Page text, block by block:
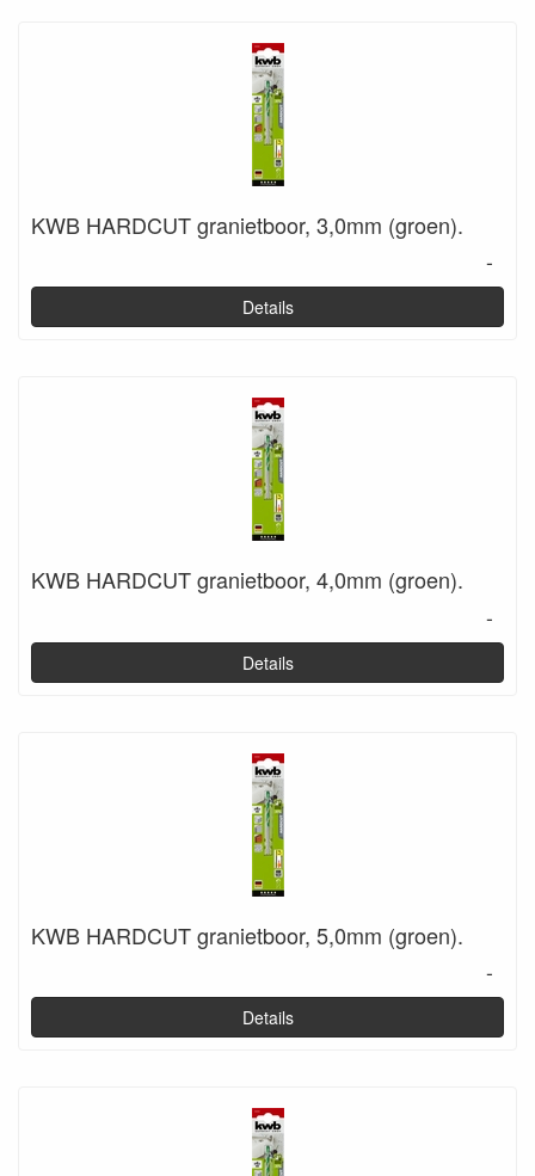
KWB HARDCUT granietboor, 3,0mm (groen).
-
Details
KWB HARDCUT granietboor, 4,0mm (groen).
-
Details
KWB HARDCUT granietboor, 5,0mm (groen).
-
Details